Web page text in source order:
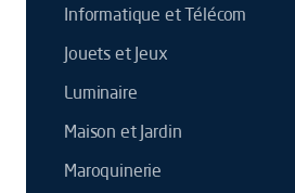
Informatique et Télécom
Jouets et Jeux
Luminaire
Maison et Jardin
Maroquinerie